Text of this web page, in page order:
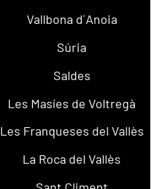
Vallbona d´Anoia
Súria
Saldes
Les Masíes de Voltregà
Les Franqueses del Vallès
La Roca del Vallès